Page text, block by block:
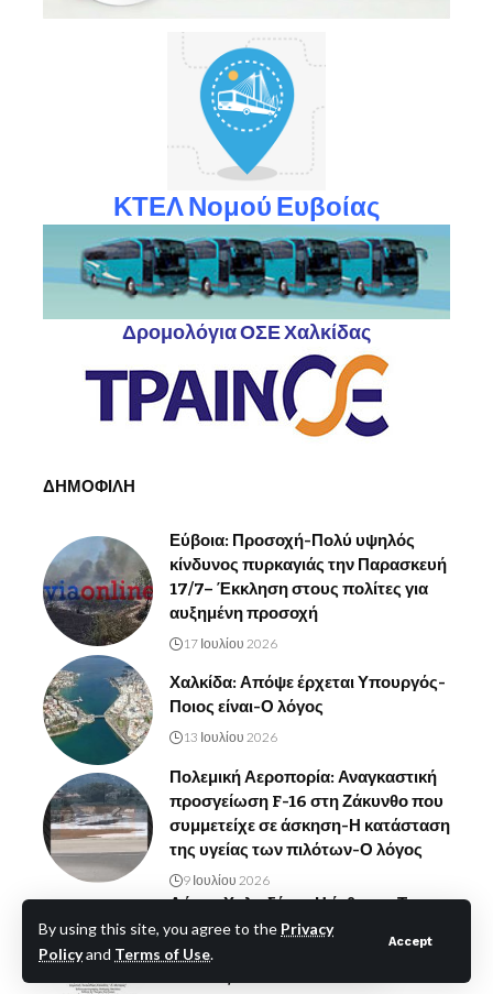
By using this site, you agree to the Privacy
Policyand Terms of Use.
Accept
ΚΤΕΛ Νομού Ευβοίας
Δρομολόγια ΟΣΕ Χαλκίδας
ΔΗΜΟΦΙΛΗ
Εύβοια: Προσοχή-Πολύ υψηλός
κίνδυνος πυρκαγιάς την Παρασκευή
17/7– Έκκληση στους πολίτες για
αυξημένη προσοχή
17 Ιουλίου 2026
Χαλκίδα: Απόψε έρχεται Υπουργός-
Ποιος είναι-Ο λόγος
13 Ιουλίου 2026
Πολεμική Αεροπορία: Αναγκαστική
προσγείωση F-16 στη Ζάκυνθο που
συμμετείχε σε άσκηση-Η κατάσταση
της υγείας των πιλότων-Ο λόγος
9 Ιουλίου 2026
Δήμος Χαλκιδέων: Η έκθεση «Το
Καταφύγιο» στη Δημοτική
Πινακοθήκη Μυταρά – Ελεύθερη